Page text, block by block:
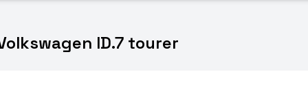
ID.7 tourer